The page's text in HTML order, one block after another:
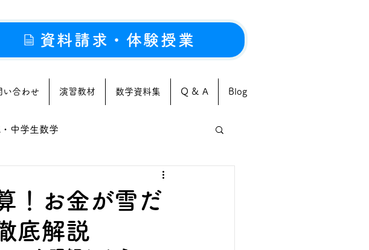
資料請求・体験授業
い合わせ 演習教材 数学資料集 Q & A Blog
中学生数学
！お金が雪だ
底解説